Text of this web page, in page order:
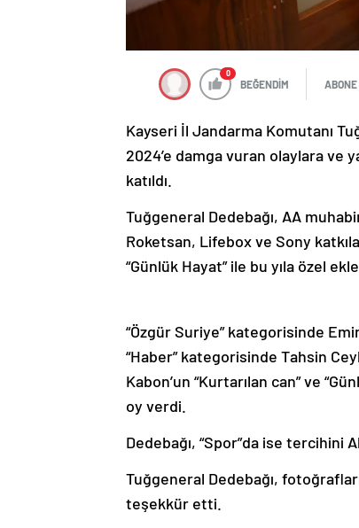
0
BEĞENDİM ABONE
Kayseri İl Jandarma Komutanı
2024’e damga vuran olaylara ve
katıldı.
Tuğgeneral Dedebağı, AA
Roketsan, Lifebox ve Sony
“Günlük Hayat” ile bu yıla özel
“Özgür Suriye” kategorisinde
“Haber” kategorisinde Tahsin
Kabon’un “Kurtarılan can” ve
oy verdi.
Dedebağı, “Spor”da ise tercihini
Tuğgeneral Dedebağı,
teşekkür etti.